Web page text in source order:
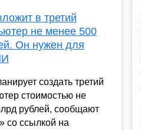
в третий
не менее 500
Он нужен для
создать третий
стоимостью не
рублей, сообщают
со ссылкой на